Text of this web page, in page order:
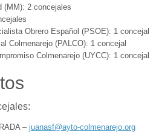
(MM): 2 concejales
Obrero Español (PSOE): 1 concejal
Colmenarejo (PALCO): 1 concejal
Colmenarejo (UYCC): 1 concejal
– juanasf@ayto-colmenarejo.org